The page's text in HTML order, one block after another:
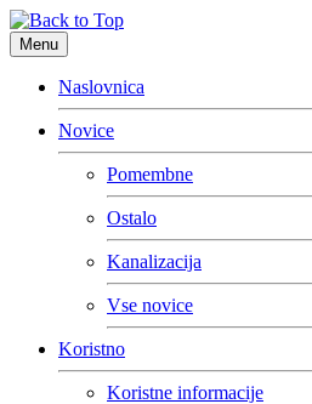
Menu
Naslovnica
Novice
Pomembne
Ostalo
Kanalizacija
Vse novice
Koristno
Koristne informacije